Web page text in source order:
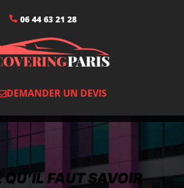
06 44 63 21 28
DEMANDER UN DEVIS
QU’IL FAUT SAVOIR